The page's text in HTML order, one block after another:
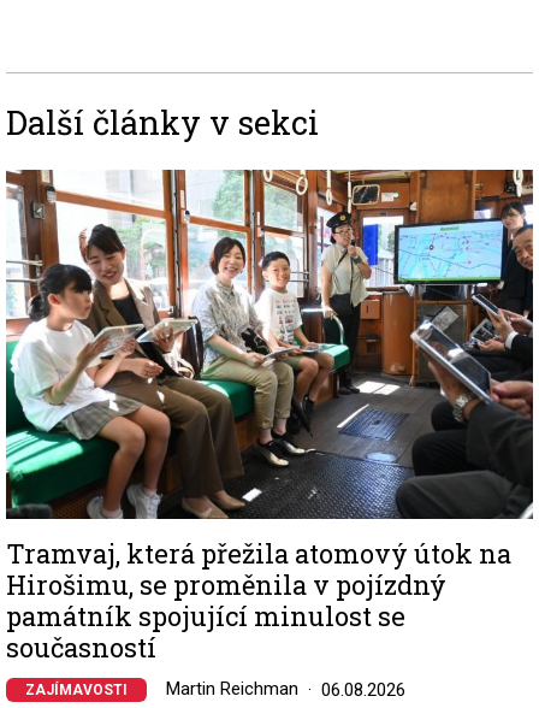
Další články v sekci
Image
Tramvaj, která přežila atomový útok na
Hirošimu, se proměnila v pojízdný
památník spojující minulost se
současností
ZAJÍMAVOSTI Martin Reichman 06.08.2026